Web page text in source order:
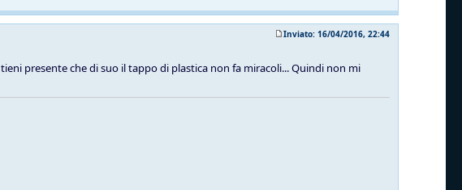
Inviato: 16/04/2016, 22:44
presente che di suo il tappo di plastica non fa miracoli... Quindi non mi